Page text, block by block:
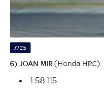
7/25
6) JOAN MIR(Honda HRC)
1:58.115